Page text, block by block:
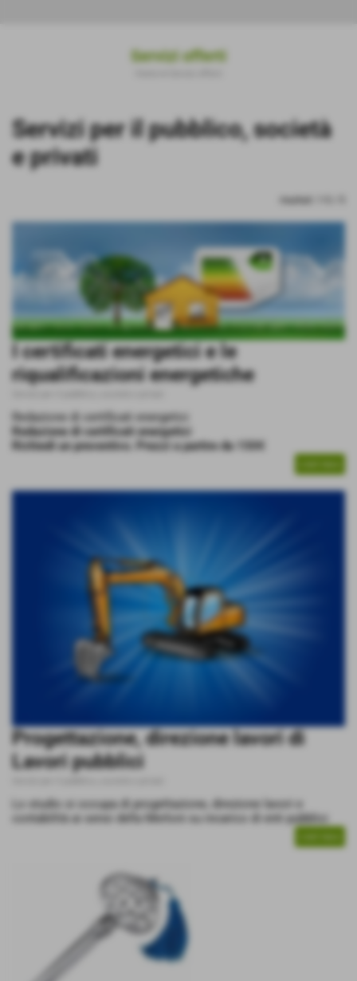
Servizi offerti
Servizi per il pubblico, società
e privati
I certificati energetici e le
riqualificazioni energetiche
Redazione di certificati energetici
Redazione di certificati energetici
Richiedi un preventivo. Prezzi a partire da 150€
Progettazione, direzione lavori di
Lavori pubblici
Lo studio si occupa di progettazione, direzione lavori e
contabilità ai sensi della Merloni su incarico di enti pubblici